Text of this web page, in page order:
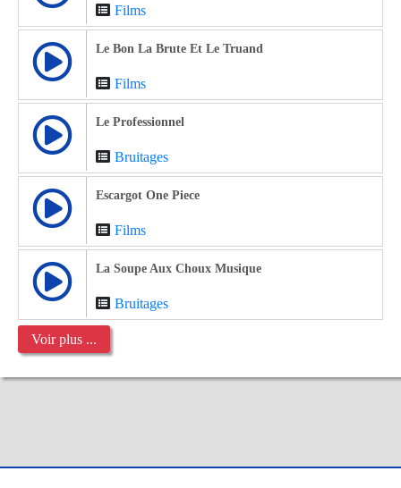
Films
Le Bon La Brute Et Le Truand
Films
Le Professionnel
Bruitages
Escargot One Piece
Films
La Soupe Aux Choux Musique
Bruitages
Voir plus ...